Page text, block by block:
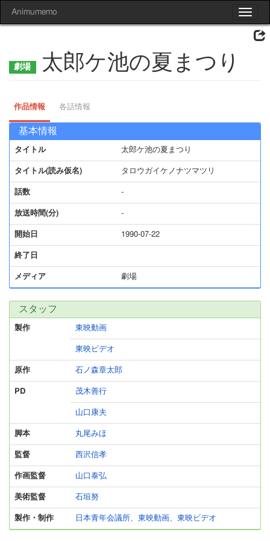
Toggle
Animumemo
太郎ケ池の夏まつり
作品情報 各話情報
基本情報
タイトル 太郎ケ池の夏まつり
タイトル(読み仮名) タロウガイケノナツマツリ
話数 -
放送時間(分) -
開始日 1990-07-22
終了日
メディア 劇場
スタッフ
製作 東映動画
東映ビデオ
原作 石ノ森章太郎
PD 茂木善行
山口康夫
脚本 丸尾みほ
監督 西沢信孝
作画監督 山口泰弘
美術監督 石垣努
製作・制作 日本青年会議所、東映動画、東映ビデオ